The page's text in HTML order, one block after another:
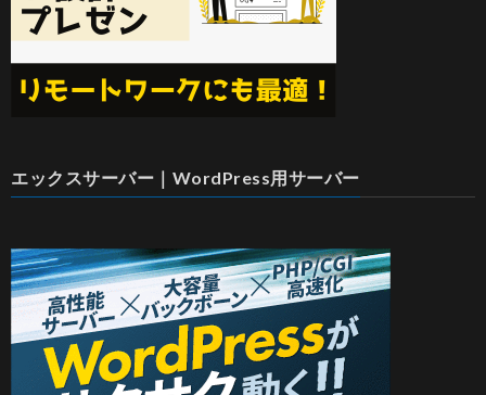
エックスサーバー｜WordPress用サーバー